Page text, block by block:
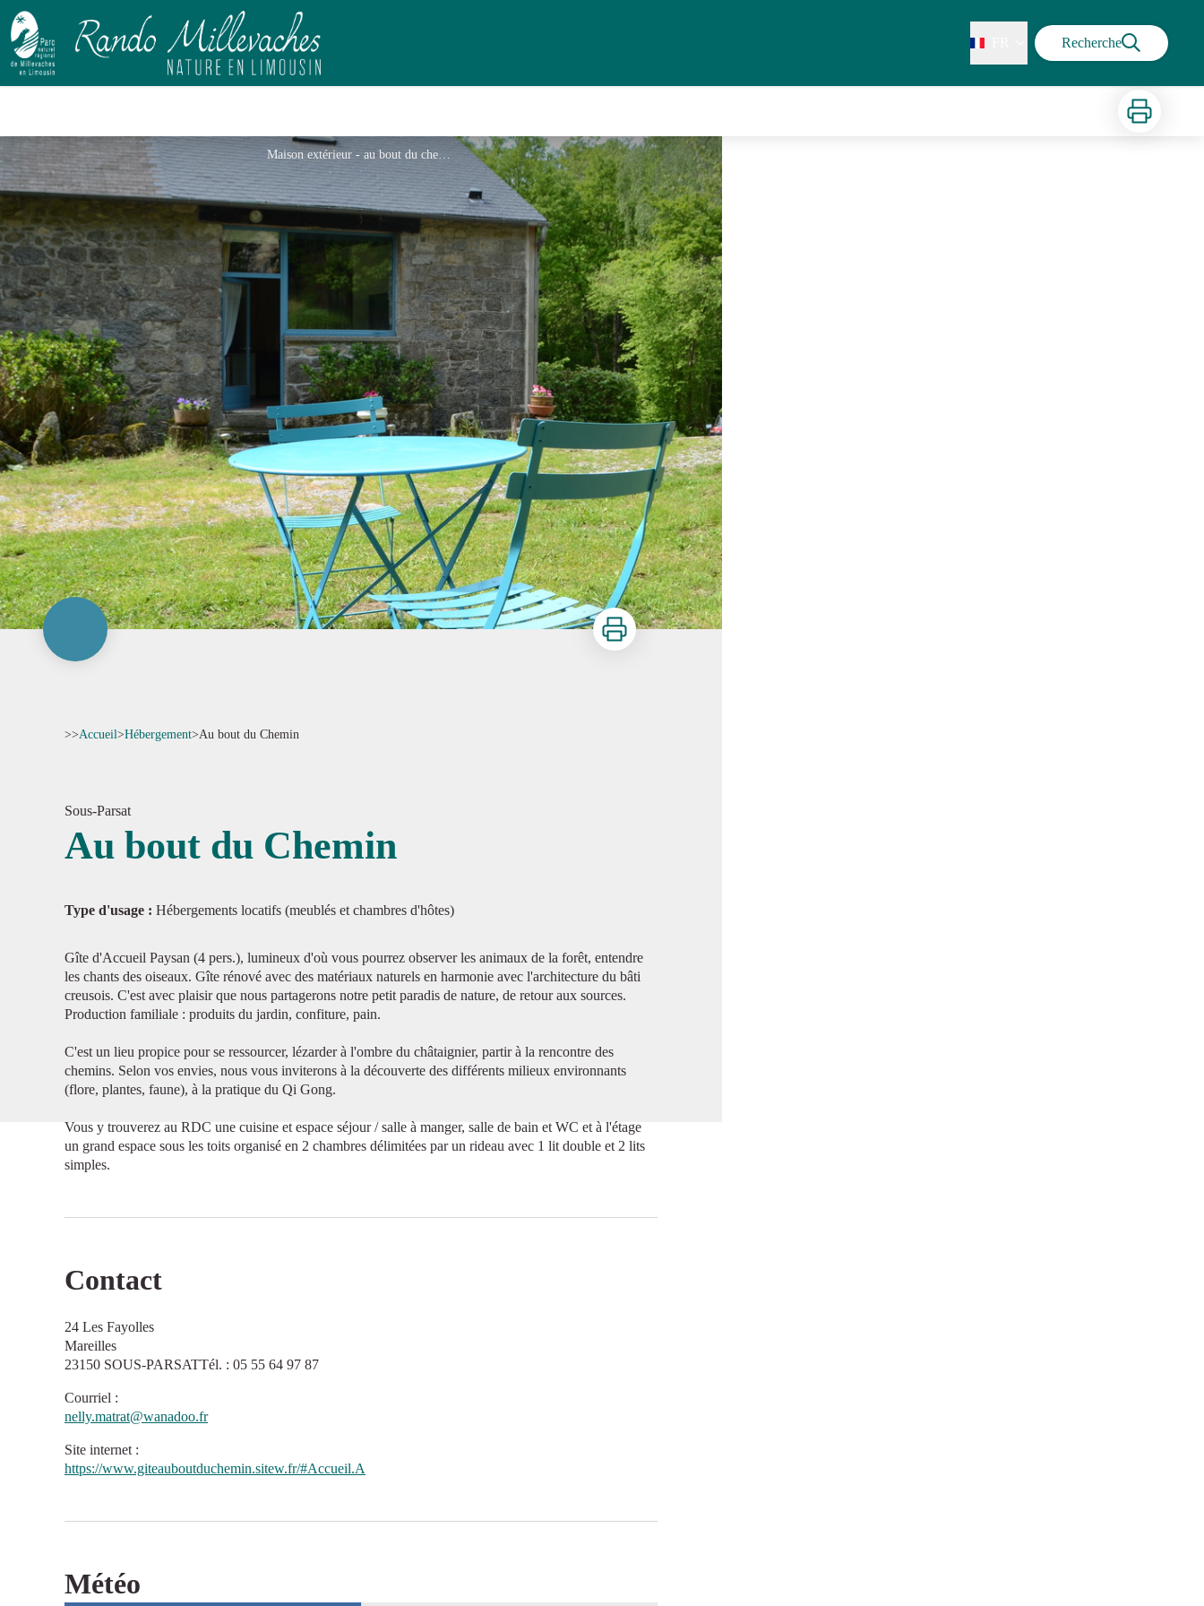
Recherche
Imprimer
Maison extérieur - au bout du chemin
Imprimer
>>Accueil>Hébergement>Au bout du Chemin
Sous-Parsat
Au bout du Chemin
Type d'usage : Hébergements locatifs (meublés et chambres d'hôtes)
Gîte d'Accueil Paysan (4 pers.), lumineux d'où vous pourrez observer les animaux de la forêt, entendre
les chants des oiseaux. Gîte rénové avec des matériaux naturels en harmonie avec l'architecture du bâti
creusois. C'est avec plaisir que nous partagerons notre petit paradis de nature, de retour aux sources.
Production familiale : produits du jardin, confiture, pain.
C'est un lieu propice pour se ressourcer, lézarder à l'ombre du châtaignier, partir à la rencontre des
chemins. Selon vos envies, nous vous inviterons à la découverte des différents milieux environnants
(flore, plantes, faune), à la pratique du Qi Gong.
Vous y trouverez au RDC une cuisine et espace séjour / salle à manger, salle de bain et WC et à l'étage
un grand espace sous les toits organisé en 2 chambres délimitées par un rideau avec 1 lit double et 2 lits
simples.
Contact
24 Les Fayolles
Mareilles
23150 SOUS-PARSATTél. : 05 55 64 97 87
Courriel :
nelly.matrat@wanadoo.fr
Site internet :
https://www.giteauboutduchemin.sitew.fr/#Accueil.A
Météo